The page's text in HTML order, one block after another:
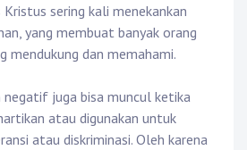
sering kali menekankan
yang membuat banyak orang
mendukung dan memahami.
negatif juga bisa muncul ketika
atau digunakan untuk
atau diskriminasi. Oleh karena